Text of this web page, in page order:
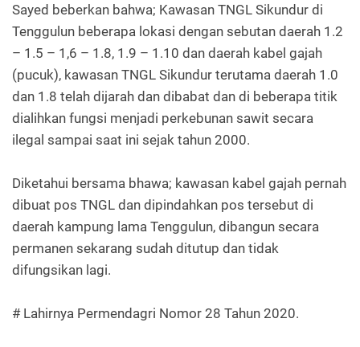
Sayed beberkan bahwa; Kawasan TNGL Sikundur di
Tenggulun beberapa lokasi dengan sebutan daerah 1.2
– 1.5 – 1,6 – 1.8, 1.9 – 1.10 dan daerah kabel gajah
(pucuk), kawasan TNGL Sikundur terutama daerah 1.0
dan 1.8 telah dijarah dan dibabat dan di beberapa titik
dialihkan fungsi menjadi perkebunan sawit secara
ilegal sampai saat ini sejak tahun 2000.
Diketahui bersama bhawa; kawasan kabel gajah pernah
dibuat pos TNGL dan dipindahkan pos tersebut di
daerah kampung lama Tenggulun, dibangun secara
permanen sekarang sudah ditutup dan tidak
difungsikan lagi.
# Lahirnya Permendagri Nomor 28 Tahun 2020.